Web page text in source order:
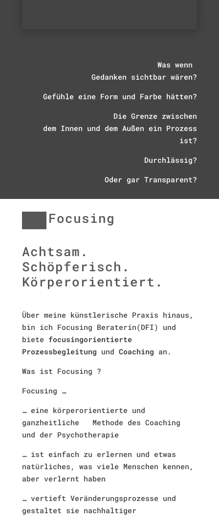
Was wenn
Gedanken sichtbar wären?
Gefühle eine Form und Farbe hätten?
DieGrenze zwischen
dem Innen und dem Außen ein Prozess
ist?
Durchlässig?
Oder gar Transparent?
Focusing
Achtsam.
Schöpferisch.
Körperorientiert.
Über meine künstlerische Praxis hinaus,
bin ich Focusing Beraterin(DFI) und
biete focusingorientierte
Prozessbegleitung und Coaching an.
Was ist Focusing ?
Focusing …
… eine körperorientierte und
ganzheitliche Methode des Coaching
und der Psychotherapie
… ist einfach zu erlernen und etwas
natürliches, was viele Menschen kennen,
aber verlernt haben
… vertieft Veränderungsprozesse und
gestaltet sie nachhaltiger